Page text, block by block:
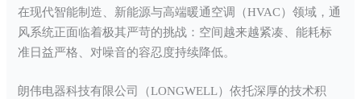
在现代智能制造、新能源与高端暖通空调（HVAC）领域，通
风系统正面临着极其严苛的挑战：空间越来越紧凑、能耗标
准日益严格、对噪音的容忍度持续降低。
朗伟电器科技有限公司（LONGWELL）依托深厚的技术积